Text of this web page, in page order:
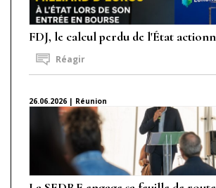
FDJ, le calcul perdu de l'État
Réagir
26.06.2026 | Réunion